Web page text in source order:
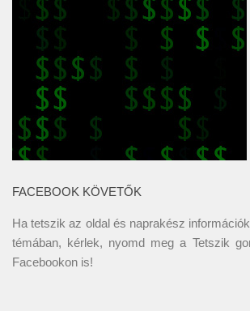
FACEBOOK KÖVETŐK
Ha tetszik az oldal és naprakész
témában, kérlek, nyomd meg a Tetszik
Facebookon is!